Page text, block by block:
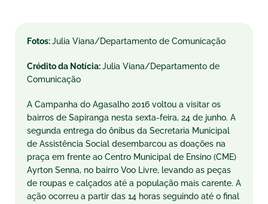
Fotos:Julia Viana/Departamento de Comunicação
Crédito da Notícia:Julia Viana/Departamento de
Comunicação
A Campanha do Agasalho 2016 voltou a visitar os
bairros de Sapiranga nesta sexta-feira, 24 de junho. A
segunda entrega do ônibus da Secretaria Municipal
de Assistência Social desembarcou as doações na
praça em frente ao Centro Municipal de Ensino (CME)
Ayrton Senna, no bairro Voo Livre, levando as peças
de roupas e calçados até a população mais carente. A
ação ocorreu a partir das 14 horas seguindo até o final